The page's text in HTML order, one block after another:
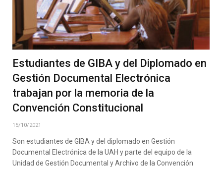
Estudiantes de GIBA y del Diplomado en
Gestión Documental Electrónica
trabajan por la memoria de la
Convención Constitucional
15/10/2021
Son estudiantes de GIBA y del diplomado en Gestión
Documental Electrónica de la UAH y parte del equipo de la
Unidad de Gestión Documental y Archivo de la Convención